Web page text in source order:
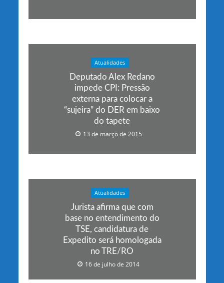
Atualidades
Deputado Alex Redano
impede CPI: Pressão
externa para colocar a
“sujeira” do DER em baixo
do tapete
13 de março de 2015
Atualidades
Jurista afirma que com
base no entendimento do
TSE, candidatura de
Expedito será homologada
no TRE/RO
16 de julho de 2014